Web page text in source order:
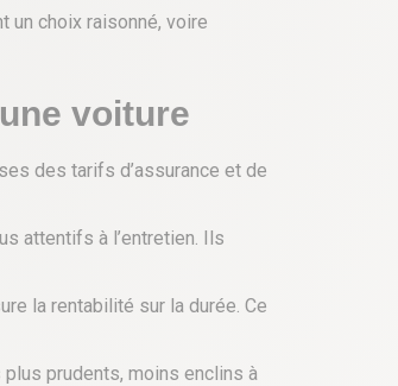
un choix raisonné, voire
voiture
des tarifs d’assurance et de
attentifs à l’entretien. Ils
la rentabilité sur la durée. Ce
prudents, moins enclins à